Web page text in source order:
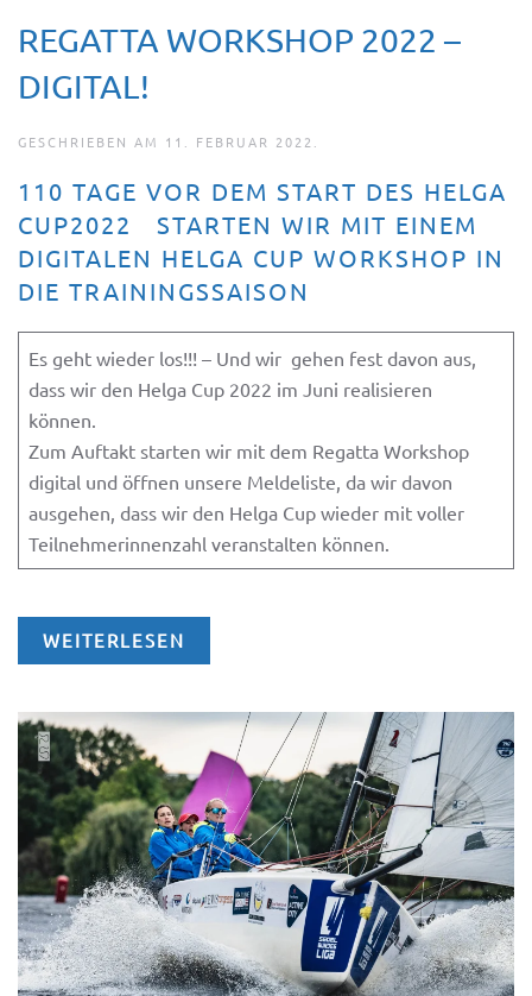
REGATTA WORKSHOP 2022 –
DIGITAL!
GESCHRIEBEN AM 11. FEBRUAR 2022.
110 TAGE VOR DEM START DES HELGA
CUP2022 STARTEN WIR MIT EINEM
DIGITALEN HELGA CUP WORKSHOP IN
DIE TRAININGSSAISON
Es geht wieder los!!! – Und wir gehen fest davon aus,
dass wir den Helga Cup 2022 im Juni realisieren
können.
Zum Auftakt starten wir mit dem Regatta Workshop
digital und öffnen unsere Meldeliste, da wir davon
ausgehen, dass wir den Helga Cup wieder mit voller
Teilnehmerinnenzahl veranstalten können.
WEITERLESEN